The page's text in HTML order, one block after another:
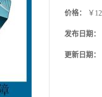
价格： ￥
发布日期：
更新日期：